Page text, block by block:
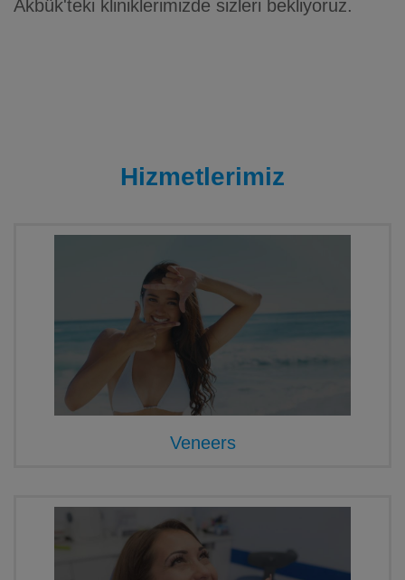
Akbük'teki kliniklerimizde sizleri bekliyoruz.
Hizmetlerimiz
Veneers